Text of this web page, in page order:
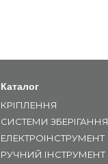
Каталог
КРІПЛЕННЯ
СИСТЕМИ ЗБЕРІГАННЯ
ЕЛЕКТРОІНСТРУМЕНТ
РУЧНИЙ ІНСТРУМЕНТ